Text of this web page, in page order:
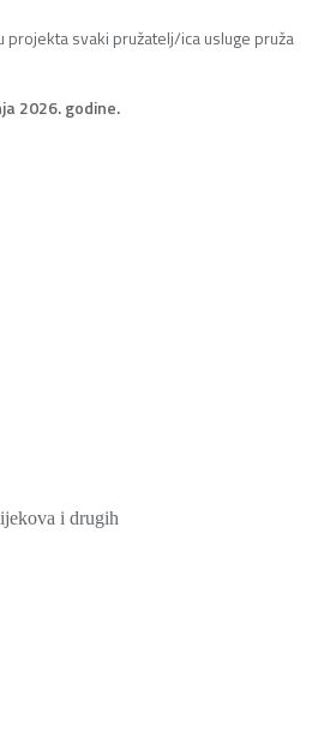
projekta svaki pružatelj/ica usluge pruža
2026. godine.
i drugih